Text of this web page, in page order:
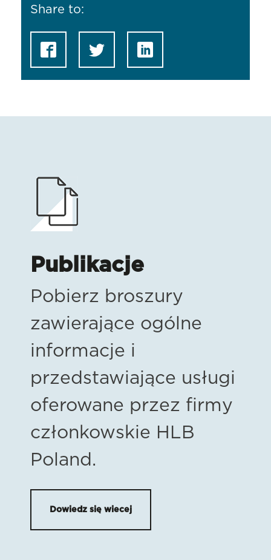
Share to:
Publikacje
Pobierz broszury
zawierające ogólne
informacje i
przedstawiające usługi
oferowane przez firmy
członkowskie HLB
Poland.
Dowiedz się wiecej